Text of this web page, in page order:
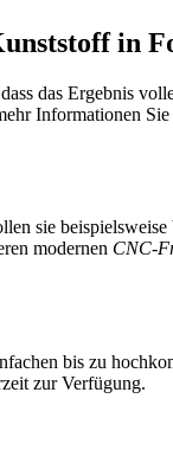
in
das Ergebnis
Informationen
sie
modernen CNC-
bis zu
zur Verfügung.